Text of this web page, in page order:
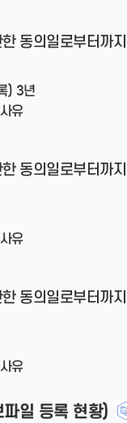
동의일로부터까
) 3년
유
동의일로부터까
유
동의일로부터까
유
일 등록 현황)